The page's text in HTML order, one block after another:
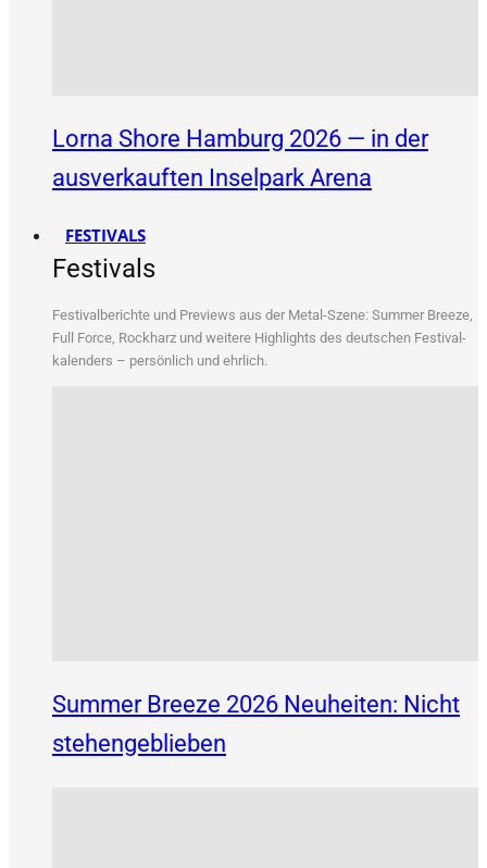
Lorna Shore Hamburg 2026 — in der
ausverkauften Inselpark Arena
FESTIVALS
Festivals
Fes­ti­val­be­rich­te und Pre­views aus der Metal-Sze­ne: Sum­mer Bree­ze,
Full Force, Rock­harz und wei­te­re High­lights des deut­schen Fes­ti­val­
ka­len­ders – per­sön­lich und ehrlich.
Summer Breeze 2026 Neuheiten: Nicht
stehengeblieben